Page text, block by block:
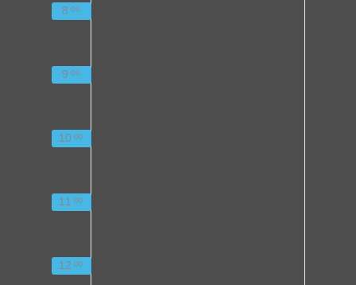
8 00
9 00
10 00
11 00
12 00